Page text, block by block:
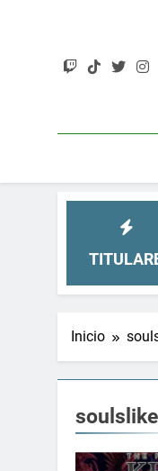
5
Inicio
soulslike